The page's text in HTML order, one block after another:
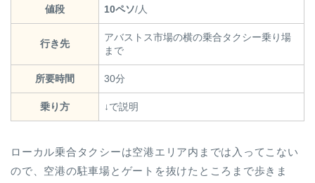
値段 10ペソ/人
行き先
アバストス市場の横の乗合タクシー乗り場
まで
所要時間 30分
乗り方 ↓で説明
ローカル乗合タクシーは空港エリア内までは入ってこない
ので、空港の駐車場とゲートを抜けたところまで歩きま